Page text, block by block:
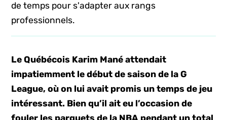
de temps pour s'adapter aux rangs
professionnels.
Le Québécois Karim Mané attendait
impatiemment le début de saison de la G
League, où on lui avait promis un temps de jeu
intéressant. Bien qu’il ait eu l’occasion de
fouler les parquets de la NBA pendant un total